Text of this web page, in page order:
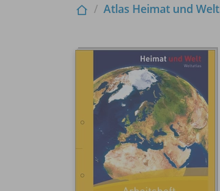
Atlas Heimat und Welt